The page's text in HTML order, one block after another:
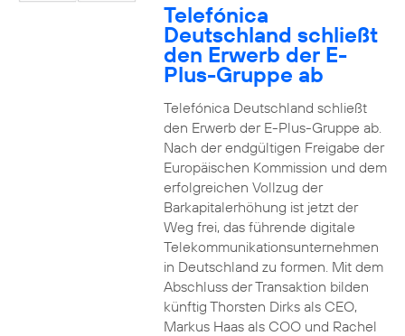
Telefónica
Deutschland schließt
den Erwerb der E-
Plus-Gruppe ab
Telefónica Deutschland schließt
den Erwerb der E-Plus-Gruppe ab.
Nach der endgültigen Freigabe der
Europäischen Kommission und dem
erfolgreichen Vollzug der
Barkapitalerhöhung ist jetzt der
Weg frei, das führende digitale
Telekommunikationsunternehmen
in Deutschland zu formen. Mit dem
Abschluss der Transaktion bilden
künftig Thorsten Dirks als CEO,
Markus Haas als COO und Rachel